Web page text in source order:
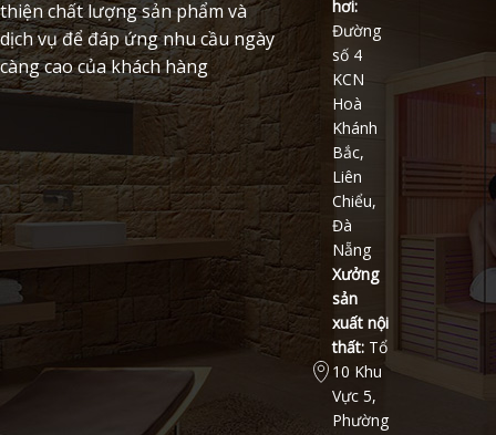
thiện chất lượng sản phẩm và
dịch vụ để đáp ứng nhu cầu ngày
càng cao của khách hàng
hơi:
Đường
số 4
KCN
Hoà
Khánh
Bắc,
Liên
Chiểu,
Đà
Nẵng
Xưởng
sản
xuất nội
thất: Tổ
10 Khu
Vực 5,
Phường